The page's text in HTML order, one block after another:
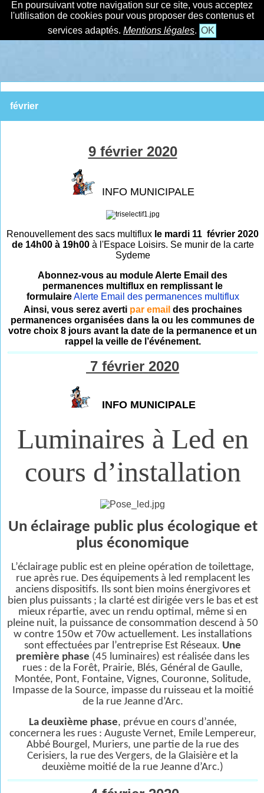
En poursuivant votre navigation sur ce site, vous acceptez
l'utilisation de cookies pour vous proposer des contenus et
services adaptés. Mentions légales. OK
février
9 février 2020
INFO MUNICIPALE
Renouvellement des sacs multiflux le mardi 11 février 2020
de 14h00 à 19h00à l'Espace Loisirs. Se munir de la carte
Sydeme
Abonnez-vous au module Alerte Email des
permanences multiflux en remplissant le
formulaire Alerte Email des permanences multiflux
Ainsi, vous serez averti par email des prochaines
permanences organisées dans la ou les communes de
votre choix 8 jours avant la date de la permanence et un
rappel la veille de l’événement.
7 février 2020
INFO MUNICIPALE
Luminaires à Led en
cours d’installation
Un éclairage public plus écologique et
plus économique
L’éclairage public est en pleine opération de toilettage,
rue après rue. Des équipements à led remplacent les
anciens dispositifs. Ils sont bien moins énergivores et
bien plus puissants ; la clarté est dirigée vers le bas et est
mieux répartie, avec un rendu optimal, même si en
pleine nuit, la puissance de consommation descend à 50
w contre 150w et 70w actuellement. Les installations
sont effectuées par l’entreprise Est Réseaux. Une
première phase (45 luminaires) est réalisée dans les
rues : de la Forêt, Prairie, Blés, Général de Gaulle,
Montée, Pont, Fontaine, Vignes, Couronne, Solitude,
Impasse de la Source, impasse du ruisseau et la moitié
de la rue Jeanne d’Arc.
La deuxième phase, prévue en cours d’année,
concernera les rues : Auguste Vernet, Emile Lempereur,
Abbé Bourgel, Muriers, une partie de la rue des
Cerisiers, la rue des Vergers, de la Glaisière et la
deuxième moitié de la rue Jeanne d’Arc.)